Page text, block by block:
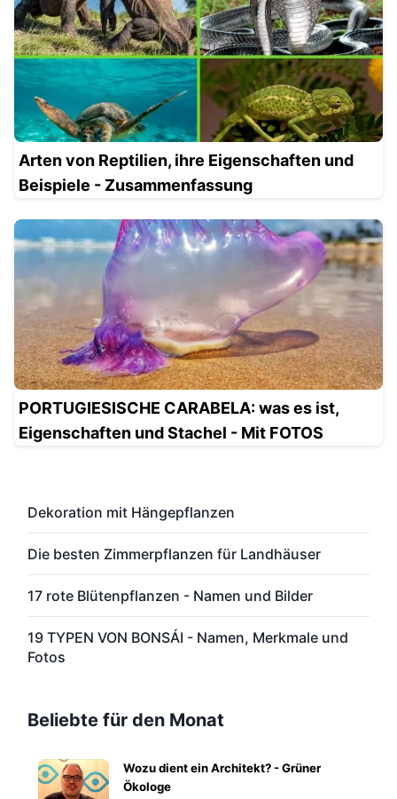
Arten von Reptilien, ihre Eigenschaften und
Beispiele - Zusammenfassung
PORTUGIESISCHE CARABELA: was es ist,
Eigenschaften und Stachel - Mit FOTOS
Dekoration mit Hängepflanzen
Die besten Zimmerpflanzen für Landhäuser
17 rote Blütenpflanzen - Namen und Bilder
19 TYPEN VON BONSÁI - Namen, Merkmale und
Fotos
Beliebte für den Monat
Wozu dient ein Architekt? - Grüner
Ökologe